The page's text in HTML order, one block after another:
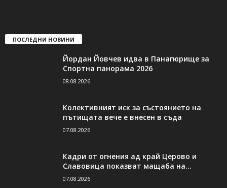
ПОСЛЕДНИ НОВИНИ
Йордан Йовчев идва в Панагюрище за
Спортна панорама 2026
08.08.2026
Колективният иск за състоянието на
пътищата вече е внесен в съда
07.08.2026
Кадри от огнения ад край Церово и
Славовица показват мащаба на...
07.08.2026